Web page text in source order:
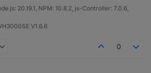
20.19.1, NPM: 10.8.2, js-Controller: 7.0.6,
V1.6.6
0